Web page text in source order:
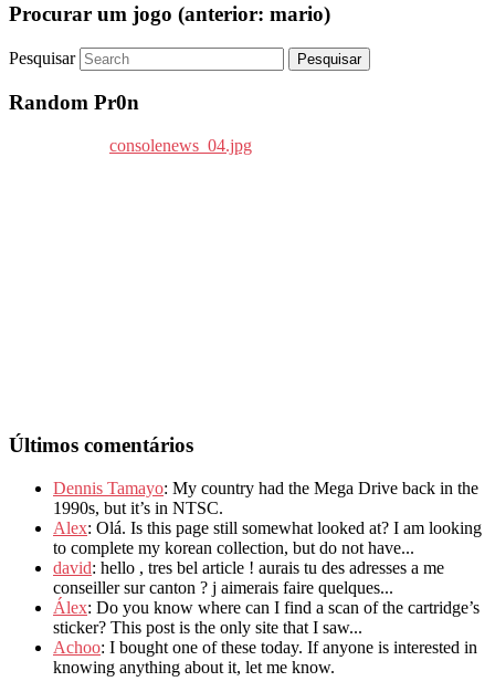
Procurar um jogo (anterior: mario)
Pesquisar
Random Pr0n
Últimos comentários
Dennis Tamayo: My country had the Mega Drive back in the
1990s, but it’s in NTSC.
Alex: Olá. Is this page still somewhat looked at? I am looking
to complete my korean collection, but do not have...
david: hello , tres bel article ! aurais tu des adresses a me
conseiller sur canton ? j aimerais faire quelques...
Álex: Do you know where can I find a scan of the cartridge’s
sticker? This post is the only site that I saw...
Achoo: I bought one of these today. If anyone is interested in
knowing anything about it, let me know.